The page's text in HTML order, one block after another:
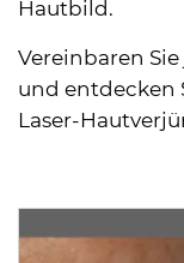
Hautbild.
Vereinbaren
und entdecken
Laser-